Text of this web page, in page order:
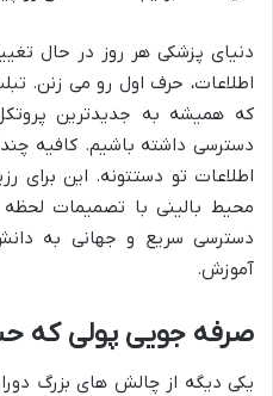
دنیای پزشکی هر روز در حال
اطلاعات، حرف اول رو می زنن.
که همیشه به جدیدترین
اطلاعات تو دستتونه. این برای
محیط بالینی با تصمیمات
دسترسی سریع و جهانی به
آموزش.
صرفه جویی پولی که
یکی دیگه از چالش های بزرگ